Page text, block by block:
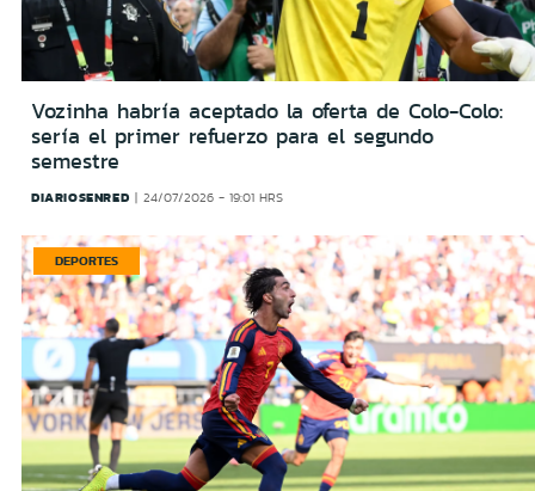
Vozinha habría aceptado la oferta de Colo-Colo:
sería el primer refuerzo para el segundo
semestre
DIARIOSENRED 24/07/2026 - 19:01 HRS
DEPORTES